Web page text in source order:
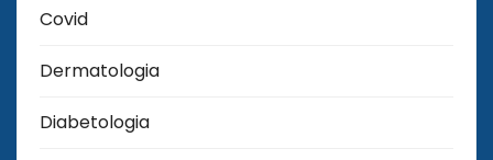
Covid
Dermatologia
Diabetologia